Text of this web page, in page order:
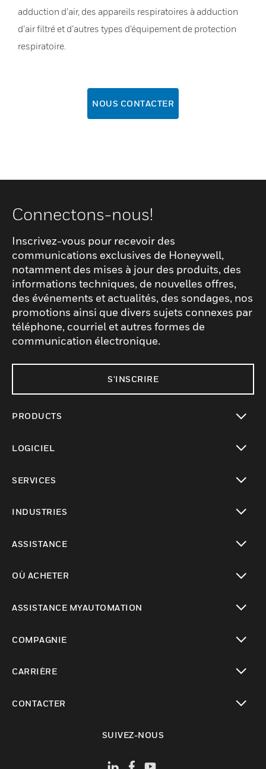
adduction d’air, des appareils respiratoires à adduction
d’air filtré et d’autres types d’équipement de protection
respiratoire.
NOUS CONTACTER
Connectons-nous!
Inscrivez-vous pour recevoir des
communications exclusives de Honeywell,
notamment des mises à jour des produits, des
informations techniques, de nouvelles offres,
des événements et actualités, des sondages, nos
promotions ainsi que divers sujets connexes par
téléphone, courriel et autres formes de
communication électronique.
S'INSCRIRE
PRODUCTS
LOGICIEL
SERVICES
INDUSTRIES
ASSISTANCE
OÙ ACHETER
ASSISTANCE MYAUTOMATION
COMPAGNIE
CARRIÈRE
CONTACTER
SUIVEZ-NOUS